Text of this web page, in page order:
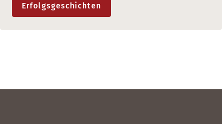
Erfolgsgeschichten